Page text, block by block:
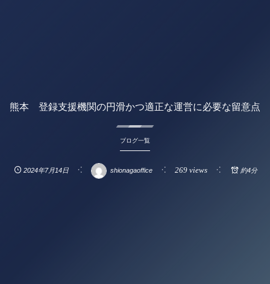
熊本 登録支援機関の円滑かつ適正な運営に必要な留意点
ブログ一覧
2024年7月14日 shionagaoffice 269 views 約4分